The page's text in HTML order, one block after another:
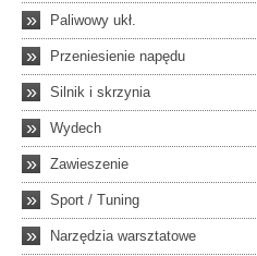
» Paliwowy ukł.
» Przeniesienie napędu
» Silnik i skrzynia
» Wydech
» Zawieszenie
» Sport / Tuning
» Narzędzia warsztatowe